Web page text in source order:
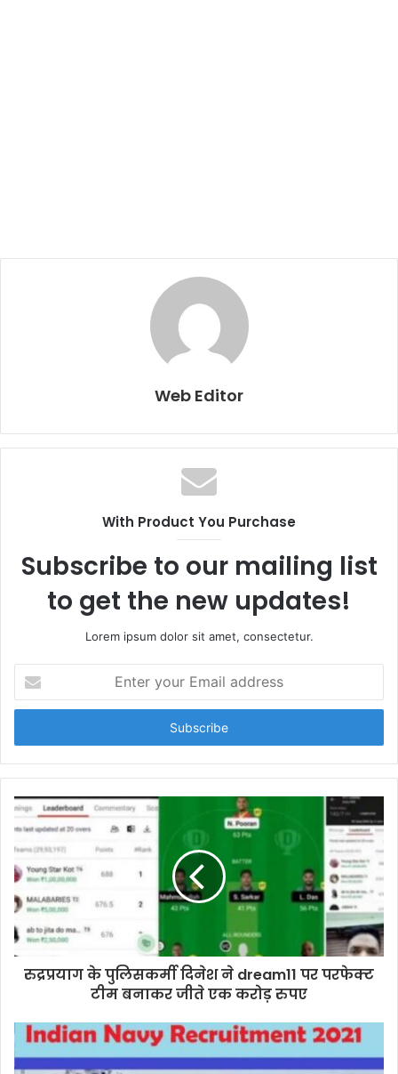
Web Editor
With Product You Purchase
Subscribe to our mailing list
to get the new updates!
Lorem ipsum dolor sit amet, consectetur.
t
r
y
u
a
i
l
a
d
रुद्रप्रयाग के पुलिसकर्मी दिनेश ने dream11 पर परफेक्ट
टीम बनाकर जीते एक करोड़ रुपए